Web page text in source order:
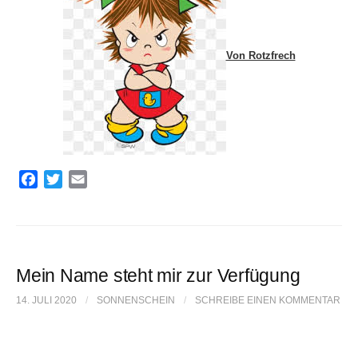
Von Rotzfrech
o
k
e
Mein Name steht mir zur Verfügung
14. JULI 2020 / SONNENSCHEIN / SCHREIBE EINEN KOMMENTAR